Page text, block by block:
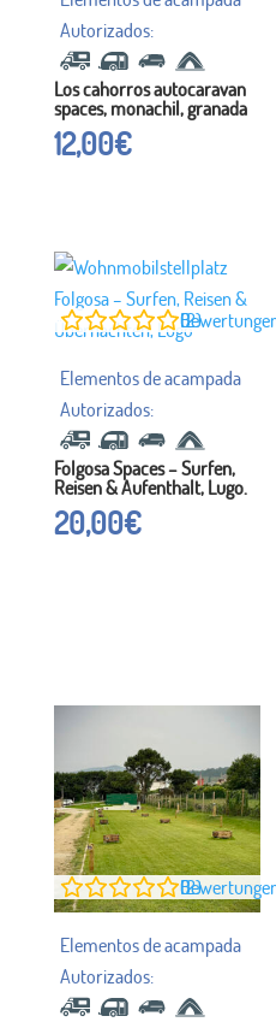
Los cahorros autocaravan
spaces, monachil, granada
12,00€
0
Bewertungen (2)
Folgosa Spaces – Surfen,
Reisen & Aufenthalt, Lugo.
20,00€
0
Bewertungen (2)